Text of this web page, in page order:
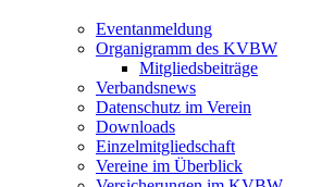
Eventanmeldung
Organigramm des KVBW
Mitgliedsbeiträge
Verbandsnews
Datenschutz im Verein
Downloads
Einzelmitgliedschaft
Vereine im Überblick